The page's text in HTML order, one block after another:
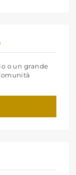
o un grande